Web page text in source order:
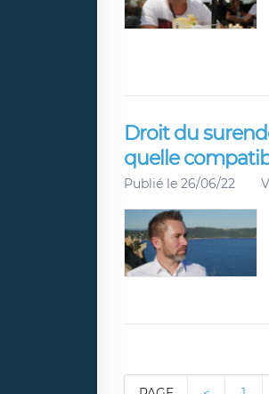
Droit du
quelle
Publié le 26/06/22